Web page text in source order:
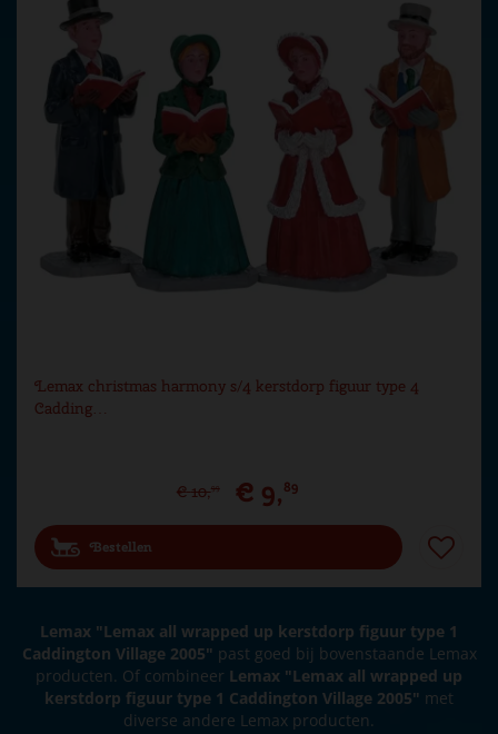
Lemax christmas harmony s/4 kerstdorp figuur type 4
Cadding…
€ 10,99 € 9,89
Bestellen
Lemax "Lemax all wrapped up kerstdorp figuur type 1
Caddington Village 2005" past goed bij bovenstaande Lemax
producten. Of combineer Lemax "Lemax all wrapped up
kerstdorp figuur type 1 Caddington Village 2005" met
diverse andere Lemax producten.